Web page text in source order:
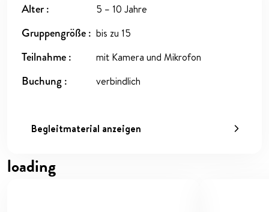
Alter 5 – 10 Jahre
Gruppengröße bis zu 15
Teilnahme mit Kamera und Mikrofon
Buchung verbindlich
Begleitmaterial anzeigen
loading